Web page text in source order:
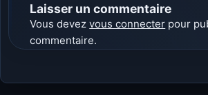
Laisser un commentaire
Vous devezvous connecter pour
commentaire.